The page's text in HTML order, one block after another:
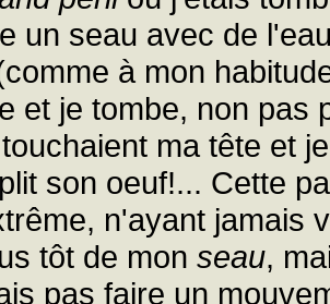
un seau avec de
à mon
et je tombe, non
ma tête et
son oeuf!... Cette
n'ayant jamais
tôt de mon seau,
pas faire un